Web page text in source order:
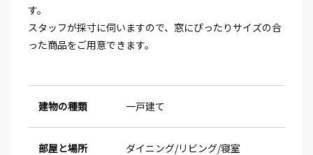
す。
スタッフが採寸に伺いますので、窓にぴったりサイズの合
った商品をご用意できます。
建物の種類 一戸建て
部屋と場所 ダイニング リビング 寝室